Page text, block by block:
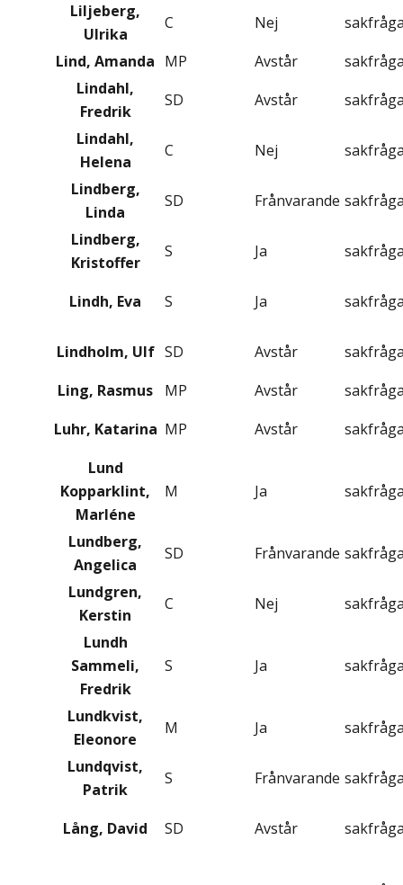
Liljeberg,
Ulrika
C Nej
Lind, Amanda MP Avstår
Lindahl,
Fredrik
SD Avstår
Lindahl,
Helena
C Nej
Lindberg,
Linda
SD Frånvarande
Lindberg,
Kristoffer
S Ja
Lindh, Eva S Ja
Lindholm, Ulf SD Avstår
Ling, Rasmus
MP Avstår
Luhr, Katarina MP Avstår
Lund
Kopparklint,
Marléne
M Ja
Lundberg,
Angelica
SD Frånvarande
Lundgren,
Kerstin
C Nej
Lundh
Sammeli,
Fredrik
S Ja
Lundkvist,
Eleonore
M Ja
Lundqvist,
Patrik
S Frånvarande
Lång, David SD Avstår